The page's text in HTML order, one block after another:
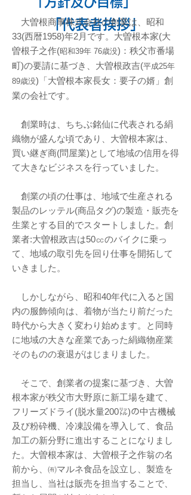
「代表者挨拶」
大曽根商事株式会社の創業は、昭和
33(西暦1958)年2月です。大曽根本家(大
曽根子之作(昭和39年 76歳没)：秩父市番場
町)の要請に基づき、大曽根政吉(平成25年
89歳没)「大曽根本家長女：要子の婿」創
業の会社です。
創業時は、ちちぶ銘仙に代表される絹
織物が盛んな頃であり、大曽根本家は、
買い継ぎ商(問屋業)として地域の信用を得
て大きなビジネスを行っていました。
創業の頃の仕事は、地域で生産される
製品のレッテル(商品タグ)の製造・販売を
生業とする目的でスタートしました。創
業者:大曽根政吉は50㏄のバイクに乗っ
て、地域の取引先を回り仕事を開拓して
いきました。
しかしながら、昭和40年代に入ると国
内の服飾傾向は、着物が当たり前だった
時代から大きく変わり始めます。と同時
に地域の大きな産業であった絹織物産業
そのものの衰退がはじまりました。
そこで、創業者の提案に基づき、大曽
根本家が秩父市大野原に新工場を建て、
フリーズドライ(脱水量200㍑)の中古機械
及び粉砕機、冷凍設備を導入して、食品
加工の新分野に進出することになりまし
た。大曽根本家は、大曽根子之作翁の名
前から、㈲マルネ食品を設立し、製造を
担当し、当社は販売を担当することで、